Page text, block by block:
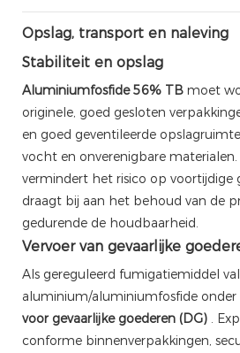
Opslag, transport en naleving
Stabiliteit en opslag
Aluminiumfosfide 56% TB moet
originele, goed gesloten
en goed geventileerde
vocht en onverenigbare
vermindert het risico op voortijdige
draagt ​​bij aan het behoud van de
gedurende de houdbaarheid.
Vervoer van gevaarlijke
Als gereguleerd fumigatiemiddel
aluminium/aluminiumfosfide onder
voor gevaarlijke goederen (DG) .
conforme binnenverpakkingen,